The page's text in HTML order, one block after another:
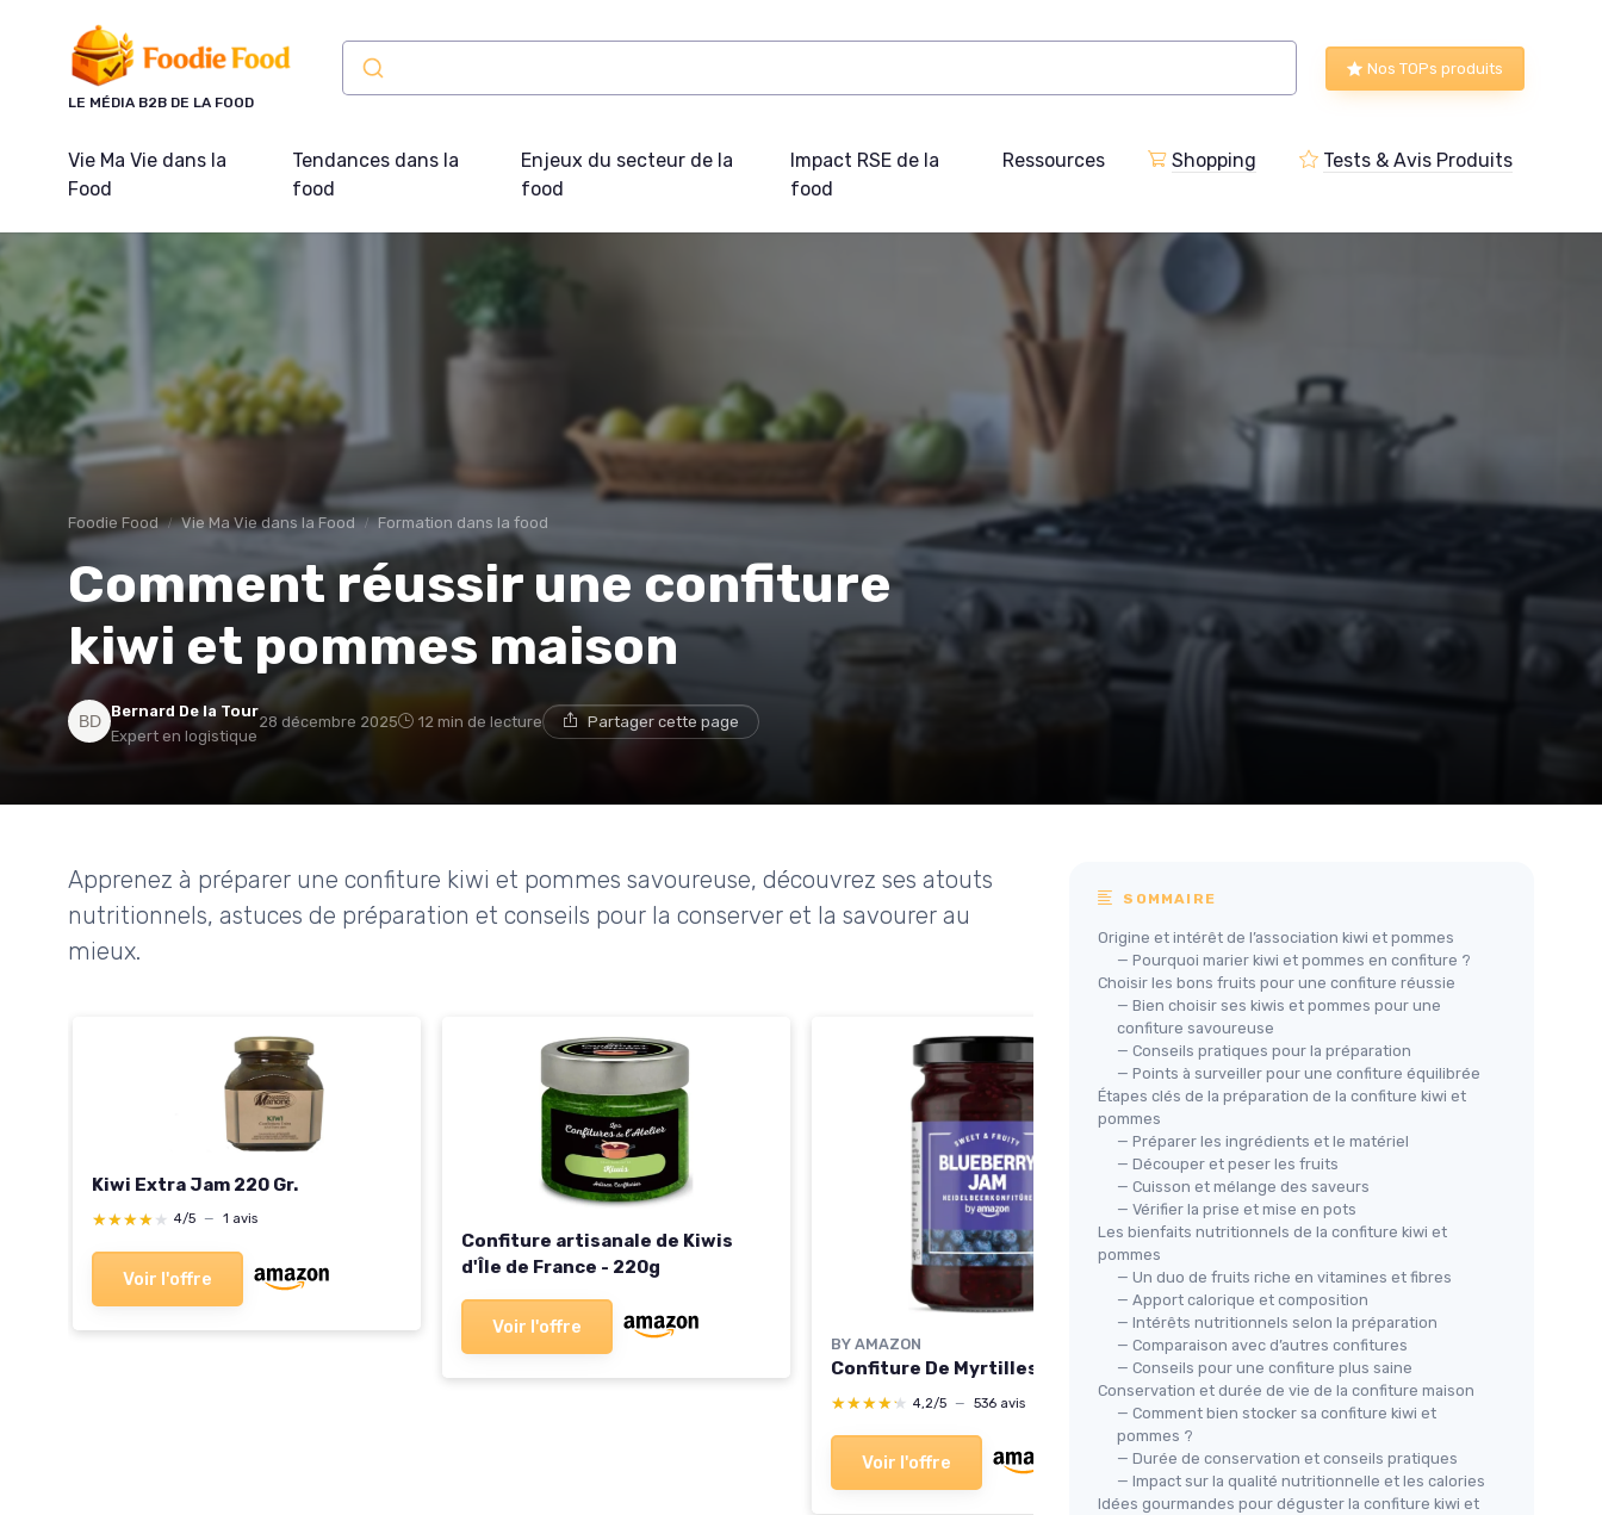
LE MÉDIA B2B DE LA FOOD
Nos TOPs produits
Vie Ma Vie dans la
Food
Tendances dans la
food
Enjeux du secteur de la
food
Impact RSE de la
food
Ressources Shopping Tests & Avis Produits
Foodie Food Vie Ma Vie dans la Food Formation dans la food
Comment réussir une confiture
kiwi et pommes maison
Bernard De la Tour
Expert en logistique
28 décembre 2025 12 min de lecture Partager cette page
Apprenez à préparer une confiture kiwi et pommes savoureuse, découvrez ses atouts
nutritionnels, astuces de préparation et conseils pour la conserver et la savourer au
mieux.
Kiwi Extra Jam 220 Gr.
★★★★★
★★★★★ 4/5 — 1 avis
Voir l'offre
Confiture artisanale de Kiwis
d'Île de France - 220g
Voir l'offre
BY AMAZON
Confiture De Myrtilles, 454g
★★★★★
★★★★★ 4,2/5 — 536 avis
Voir l'offre
Maison Eric Bur Marmelade de
Citron de Corse au Sucre de
Canne, Confiture Artisanale
Française, 350g
Voir l'offre
SOMMAIRE
Origine et intérêt de l’association kiwi et pommes
— Pourquoi marier kiwi et pommes en confiture ?
Choisir les bons fruits pour une confiture réussie
— Bien choisir ses kiwis et pommes pour une
confiture savoureuse
— Conseils pratiques pour la préparation
— Points à surveiller pour une confiture équilibrée
Étapes clés de la préparation de la confiture kiwi et
pommes
— Préparer les ingrédients et le matériel
— Découper et peser les fruits
— Cuisson et mélange des saveurs
— Vérifier la prise et mise en pots
Les bienfaits nutritionnels de la confiture kiwi et
pommes
— Un duo de fruits riche en vitamines et fibres
— Apport calorique et composition
— Intérêts nutritionnels selon la préparation
— Comparaison avec d’autres confitures
— Conseils pour une confiture plus saine
Conservation et durée de vie de la confiture maison
— Comment bien stocker sa confiture kiwi et
pommes ?
— Durée de conservation et conseils pratiques
— Impact sur la qualité nutritionnelle et les calories
Idées gourmandes pour déguster la confiture kiwi et